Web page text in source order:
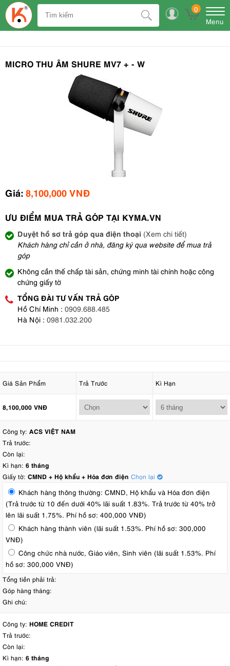
0
Menu
MICRO THU ÂM SHURE MV7 + - W
Giá: 8,100,000 VNĐ
ƯU ĐIỂM MUA TRẢ GÓP TẠI KYMA.VN
Duyệt hồ sơ trả góp qua điện thoại (Xem chi tiết)
Khách hàng chỉ cần ở nhà, đăng ký qua website để mua trả
góp
Không cần thế chấp tài sản, chứng minh tài chính hoặc công
chứng giấy tờ
TỔNG ĐÀI TƯ VẤN TRẢ GÓP
Hồ Chí Minh : 0909.688.485
Hà Nội : 0981.032.200
Giá Sản Phẩm Trả Trước Kì Hạn
8,100,000 VNĐ
Công ty: ACS VIỆT NAM
Trả trước:
Còn lại:
Kì hạn: 6 tháng
Giấy tờ: CMND + Hộ khẩu + Hóa đơn điện Chọn lại
Khách hàng thông thường: CMND, Hộ khẩu và Hóa đơn điện
(Trả trước từ 10 đến dưới 40% lãi suất 1.83%. Trả trước từ 40% trở
lên lãi suất 1.75%. Phí hồ sơ: 400,000 VNĐ)
Khách hàng thành viên (lãi suất 1.53%. Phí hồ sơ: 300,000
VNĐ)
Công chức nhà nước, Giáo viên, Sinh viên (lãi suất 1.53%. Phí
hồ sơ: 300,000 VNĐ)
Tổng tiền phải trả:
Góp hàng tháng:
Ghi chú:
Công ty: HOME CREDIT
Trả trước:
Còn lại:
Kì hạn: 6 tháng